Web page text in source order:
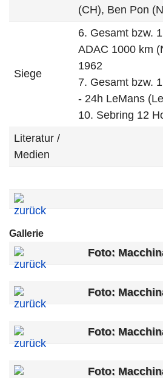
(CH), Ben Pon
Siege
6. Gesamt bzw.
ADAC 1000 km
1962
7. Gesamt bzw.
- 24h LeMans
10. Sebring 12
Literatur /
Medien
Gallerie
Foto:
Foto:
Foto:
Foto: